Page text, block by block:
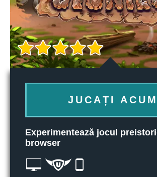
JUCAȚI ACUM
Experimentează jocul
browser